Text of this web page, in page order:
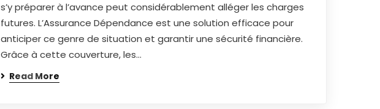
s’y préparer à l’avance peut considérablement alléger les charges
futures. L’Assurance Dépendance est une solution efficace pour
anticiper ce genre de situation et garantir une sécurité financière.
Grâce à cette couverture, les…
Read More